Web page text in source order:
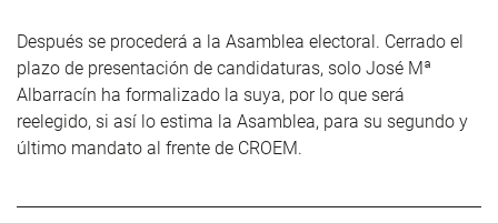
Después se procederá a la Asamblea electoral. Cerrado el
plazo de presentación de candidaturas, solo José Mª
Albarracín ha formalizado la suya, por lo que será
reelegido, si así lo estima la Asamblea, para su segundo y
último mandato al frente de CROEM.